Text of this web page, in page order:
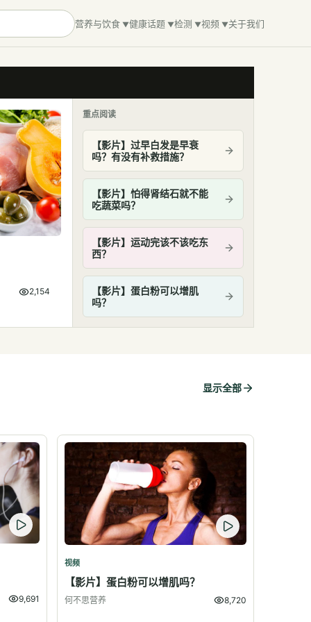
营养与饮食 健康话题 检测 视频 关于我们
2,154
重点阅读
【影片】过早白发是早衰
吗？有没有补救措施？
【影片】怕得肾结石就不能
吃蔬菜吗？
【影片】运动完该不该吃东
西？
【影片】蛋白粉可以增肌
吗？
显示全部
9,691
视频
【影片】蛋白粉可以增肌吗？
何不思营养 8,720